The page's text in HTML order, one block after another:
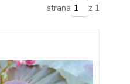
strana z 1